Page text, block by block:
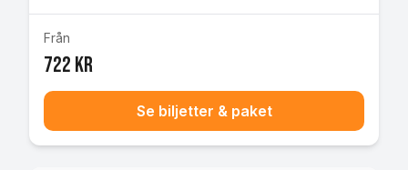
Från
722 kr
Se biljetter & paket